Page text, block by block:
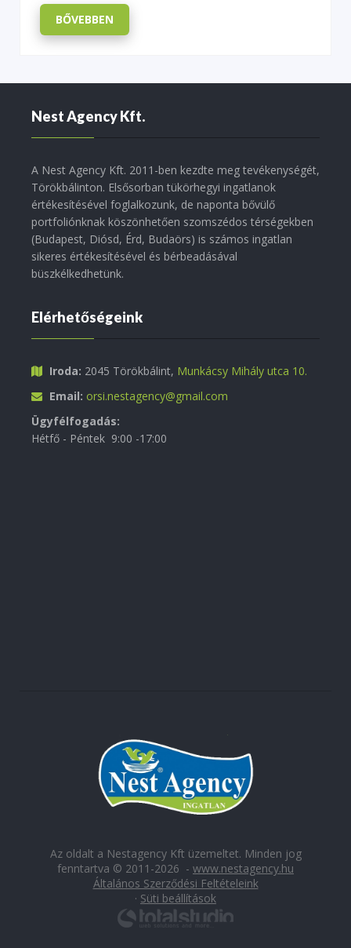
BŐVEBBEN
Nest Agency Kft.
A Nest Agency Kft. 2011-ben kezdte meg tevékenységét,
Törökbálinton. Elsősorban tükörhegyi ingatlanok
értékesítésével foglalkozunk, de naponta bővülő
portfoliónknak köszönhetően szomszédos térségekben
(Budapest, Diósd, Érd, Budaörs) is számos ingatlan
sikeres értékesítésével és bérbeadásával
büszkélkedhetünk.
Elérhetőségeink
Iroda: 2045 Törökbálint, Munkácsy Mihály utca 10.
Email: orsi.nestagency@gmail.com
Ügyfélfogadás:
Hétfő - Péntek 9:00 -17:00
Az oldalt a Nestagency Kft üzemeltet. Minden jog
fenntartva © 2011-2026 - www.nestagency.hu
Általános Szerződési Feltételeink
· Süti beállítások